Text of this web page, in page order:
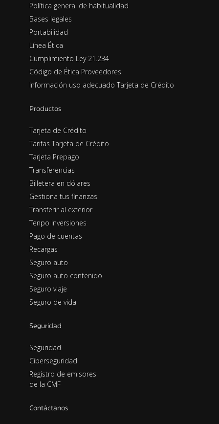
Política general de habitualidad
Bases legales
Portabilidad
Línea Ética
Cumplimiento Ley 21.234
Código de Ética Proveedores
Información uso adecuado Tarjeta de Crédito
Productos
Tarjeta de Crédito
Tarifas Tarjeta de Crédito
Tarjeta Prepago
Transferencias
Billetera en dólares
Gestiona tus finanzas
Transferir al exterior
Tenpo inversiones
Pago de cuentas
Recargas
Seguro auto
Seguro auto contenido
Seguro viaje
Seguro de vida
Seguridad
Seguridad
Ciberseguridad
Registro de emisores
de la CMF
Contáctanos